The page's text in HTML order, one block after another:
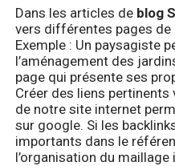
Dans les articles de blog
vers différentes pages de
Exemple : Un paysagiste
l’aménagement des
page qui présente ses
Créer des liens
de notre site internet
sur google. Si les
importants dans le
l’organisation du